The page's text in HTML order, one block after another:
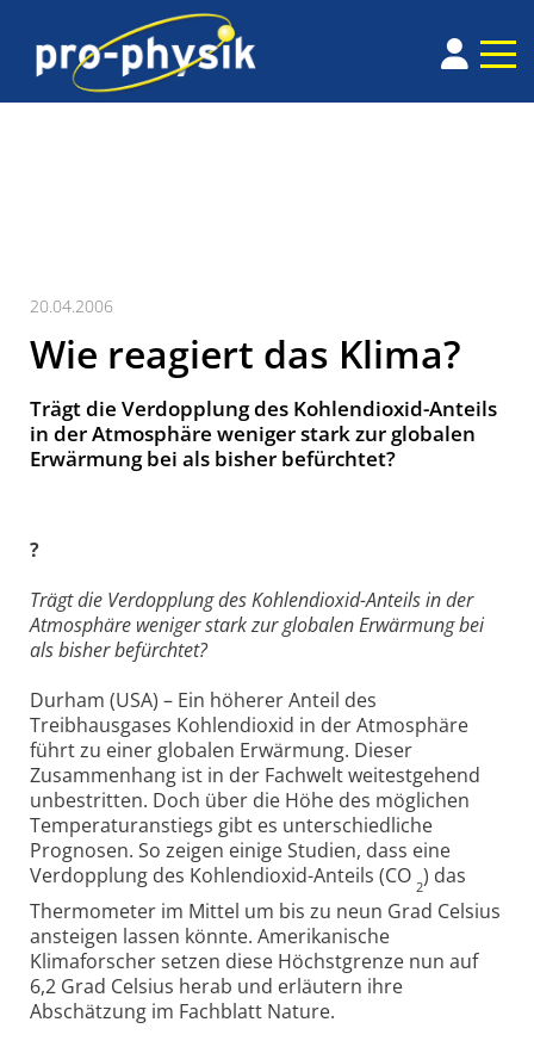
20.04.2006
Wie reagiert das Klima?
Trägt die Verdopplung des Kohlendioxid-Anteils
in der Atmosphäre weniger stark zur globalen
Erwärmung bei als bisher befürchtet?
?
Trägt die Verdopplung des Kohlendioxid-Anteils in der
Atmosphäre weniger stark zur globalen Erwärmung bei
als bisher befürchtet?
Durham (USA) – Ein höherer Anteil des
Treibhausgases Kohlendioxid in der Atmosphäre
führt zu einer globalen Erwärmung. Dieser
Zusammenhang ist in der Fachwelt weitestgehend
unbestritten. Doch über die Höhe des möglichen
Temperaturanstiegs gibt es unterschiedliche
Prognosen. So zeigen einige Studien, dass eine
Verdopplung des Kohlendioxid-Anteils (CO 2) das
Thermometer im Mittel um bis zu neun Grad Celsius
ansteigen lassen könnte. Amerikanische
Klimaforscher setzen diese Höchstgrenze nun auf
6,2 Grad Celsius herab und erläutern ihre
Abschätzung im Fachblatt Nature.